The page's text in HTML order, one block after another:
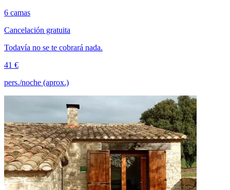
6 camas
Cancelación gratuita
Todavía no se te cobrará nada.
41 €
pers./noche (aprox.)